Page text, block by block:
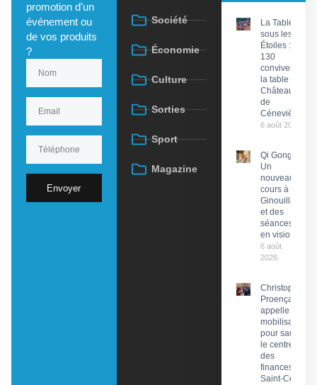
promotion d'un
événement ou
de vos produits
?
Envoyer
Société
Économie
Culture
Sorties
Sport
Magazine
La Tablée
sous les
Étoiles :
130
convives à
la table du
Château
de
Cénevières
6 août 2026
Qi Gong :
Un
nouveau
cours à
Ginouillac
et des
séances
en visio
6 août
2026
Christophe
Proença
appelle à la
mobilisation
pour sauver
le centre
des
finances de
Saint-Céré